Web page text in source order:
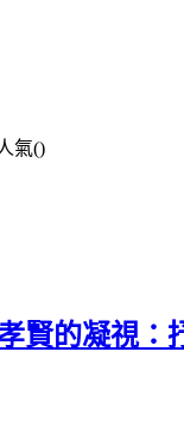
氣()
賢的凝視：